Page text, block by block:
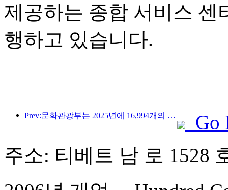
제공하는 종합 서비스 센
행하고 있습니다.
Prev:문화관광부는 2025년에 16,994개의 A급 관광지에 75억 1천만 명의 관광객이 방문하여 5,544억 9천만 위안의 관광 수입을 올릴 것으로 예상한다고 발표했습니다.
Go
주소: 티베트 남 로 1528